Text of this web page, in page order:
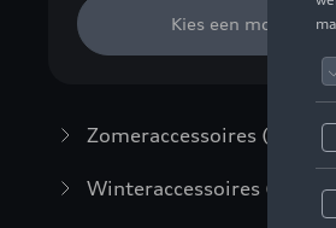
Kies een model
Zomeraccessoires (7)
Winteraccessoires (20)